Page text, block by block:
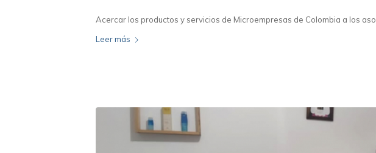
Acercar los productos y servicios de Microempresas de Colombia a los
Leer más